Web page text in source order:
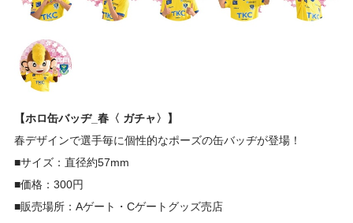
【ホロ缶バッヂ_春〈 ガチャ〉】
春デザインで選手毎に個性的なポーズの缶バッヂが登場！
■サイズ：直径約57mm
■価格：300円
■販売場所：Aゲート・Cゲートグッズ売店